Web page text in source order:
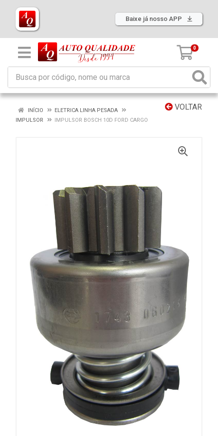
Baixe já nosso APP
0
VOLTAR
INÍCIO
ELETRICA LINHA PESADA
IMPULSOR
IMPULSOR BOSCH 10D FORD CARGO